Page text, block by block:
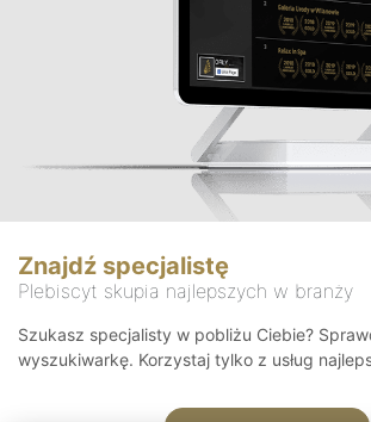
Znajdź specjalistę
Plebiscyt skupia najlepszych w branży
Szukasz specjalisty w pobliżu Ciebie?
wyszukiwarkę. Korzystaj tylko z usług